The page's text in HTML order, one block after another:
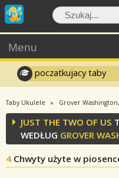
Menu
poczatkujacy taby
Taby Ukulele Grover
JUST THE TWO OF US
WEDŁUG GROVER
4 Chwyty użyte w